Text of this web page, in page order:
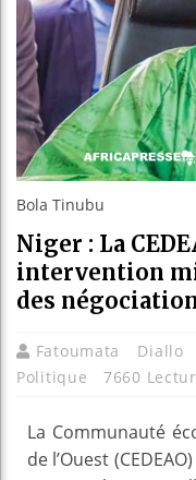
Bola Tinubu
Niger : La
intervention
des
Fatoumata Diallo
Politique
7660
La Communauté
de l’Ouest